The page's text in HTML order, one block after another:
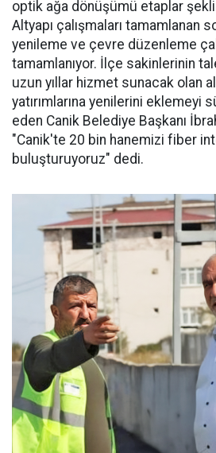
optik ağa dönüşümü etaplar
Altyapı çalışmaları tamamlanan
yenileme ve çevre düzenleme
tamamlanıyor. İlçe sakinlerinin
uzun yıllar hizmet sunacak olan
yatırımlarına yenilerini eklemeyi
eden Canik Belediye Başkanı
"Canik'te 20 bin hanemizi fiber
buluşturuyoruz" dedi.